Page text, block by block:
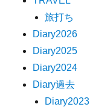
旅打ち
Diary2026
Diary2025
Diary2024
Diary過去
Diary2023